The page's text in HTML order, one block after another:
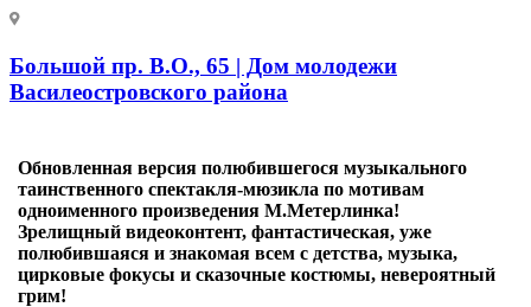
Большой пр. В.О., 65 | Дом молодежи
Василеостровского района
Обновленная версия полюбившегося музыкального
таинственного спектакля-мюзикла по мотивам
одноименного произведения М.Метерлинка!
Зрелищный видеоконтент, фантастическая, уже
полюбившаяся и знакомая всем с детства, музыка,
цирковые фокусы и сказочные костюмы, невероятный
грим!